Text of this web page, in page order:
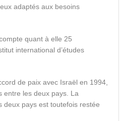
adaptés aux besoins
quant à elle 25
international d’études
de paix avec Israël en 1994,
entre les deux pays. La
deux pays est toutefois restée